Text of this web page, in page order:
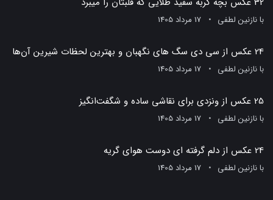
بانازنین لطفی 17 مرداد 1405
24 عکس از سی دی سگ های نگهبان و بهترین لحظات شیرین آن‌ها
بانازنین لطفی 17 مرداد 1405
25 عکس از ونزدی برای نقاشی ساده و شگفت‌انگیز
بانازنین لطفی 17 مرداد 1405
24 عکس از دلم گرفته ای دوست هوای گریه
بانازنین لطفی 17 مرداد 1405